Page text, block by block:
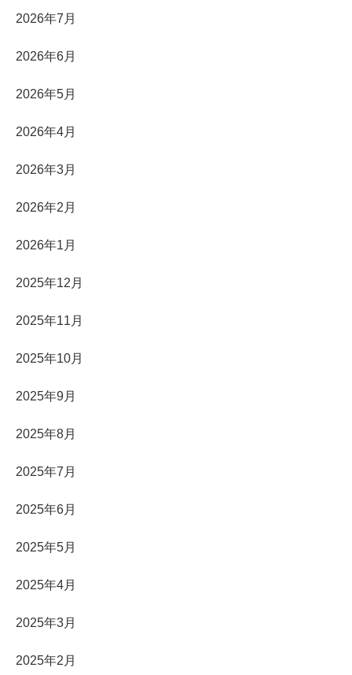
2026年7月
2026年6月
2026年5月
2026年4月
2026年3月
2026年2月
2026年1月
2025年12月
2025年11月
2025年10月
2025年9月
2025年8月
2025年7月
2025年6月
2025年5月
2025年4月
2025年3月
2025年2月